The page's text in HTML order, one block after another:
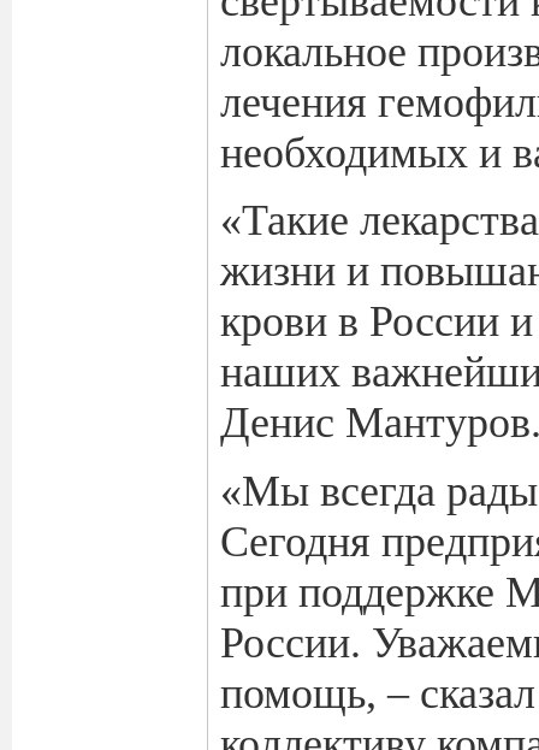
локальное
лечения
необходимых и
«Такие
жизни и
крови в России
наших
Денис
«Мы всегда
Сегодня
при поддержке
России.
помощь, –